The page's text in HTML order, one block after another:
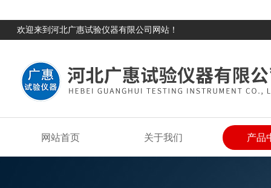
欢迎来到河北广惠试验仪器有限公司网站！
网站首页 关于我们 产品